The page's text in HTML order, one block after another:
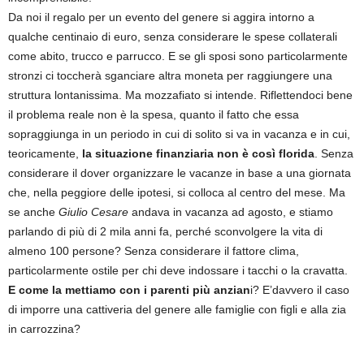
Da noi il regalo per un evento del genere si aggira intorno a
qualche centinaio di euro, senza considerare le spese collaterali
come abito, trucco e parrucco. E se gli sposi sono particolarmente
stronzi ci toccherà sganciare altra moneta per raggiungere una
struttura lontanissima. Ma mozzafiato si intende. Riflettendoci bene
il problema reale non è la spesa, quanto il fatto che essa
sopraggiunga in un periodo in cui di solito si va in vacanza e in cui,
teoricamente, la situazione finanziaria non è così florida. Senza
considerare il dover organizzare le vacanze in base a una giornata
che, nella peggiore delle ipotesi, si colloca al centro del mese. Ma
se anche Giulio Cesare andava in vacanza ad agosto, e stiamo
parlando di più di 2 mila anni fa, perché sconvolgere la vita di
almeno 100 persone? Senza considerare il fattore clima,
particolarmente ostile per chi deve indossare i tacchi o la cravatta.
E come la mettiamo con i parenti più anziani? E’davvero il caso
di imporre una cattiveria del genere alle famiglie con figli e alla zia
in carrozzina?